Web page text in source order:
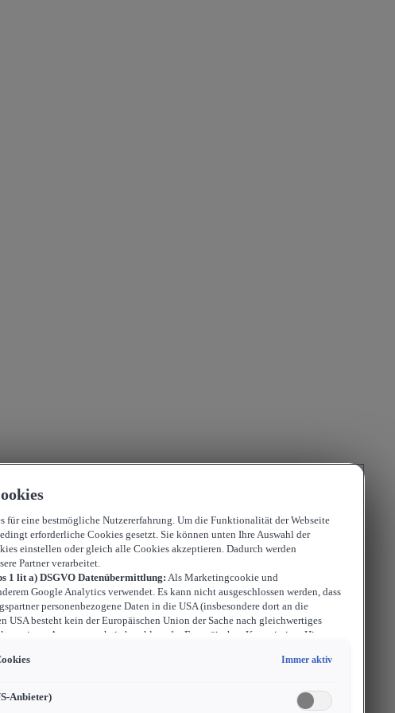
für eine bestmögliche Nutzererfahrung. Um die Funktionalität der Webseite
erforderliche Cookies gesetzt. Sie können unten Ihre Auswahl der
einstellen oder gleich alle Cookies akzeptieren. Dadurch werden
Partner verarbeitet.
1 lit a) DSGVO Datenübermittlung: Als Marketingcookie und
Google Analytics verwendet. Es kann nicht ausgeschlossen werden, dass
personenbezogene Daten in die USA (insbesondere dort an die
USA besteht kein der Europäischen Union der Sache nach gleichwertiges
an einem Angemessenheitsbeschluss der Europäischen Kommission. Hieraus
keine Datenschutzgrundsätze bestehen, und weil nicht ausgeschlossen
persönlichen Rechte und Freiheiten nicht auf das absolut Notwendige
Setzen von Cookies für Marketingzwecke oder Leistungscookies auch für
Immer aktiv
Anbieter)